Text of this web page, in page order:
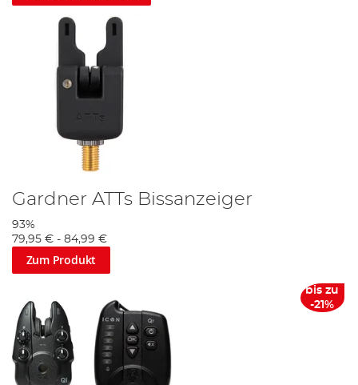
Gardner ATTs Bissanzeiger
93%
79,95 € - 84,99 €
Zum Produkt
bis zu
-21%